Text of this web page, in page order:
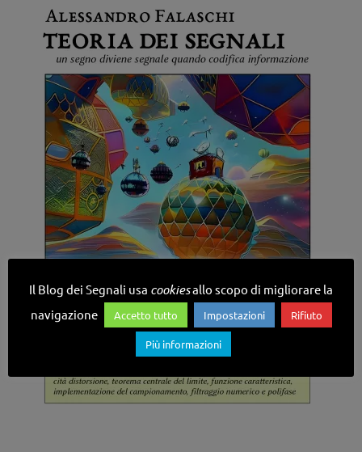
Il Blog dei Segnali usa cookiesallo scopo di migliorare la
navigazione
Accetto tutto Impostazioni Rifiuto
Più informazioni